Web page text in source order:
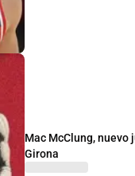
Mac McClung, nuevo
Girona